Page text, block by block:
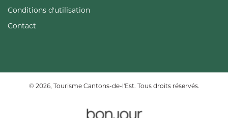
Conditions d'utilisation
Contact
© 2026, Tourisme Cantons-de-l'Est. Tous droits réservés.